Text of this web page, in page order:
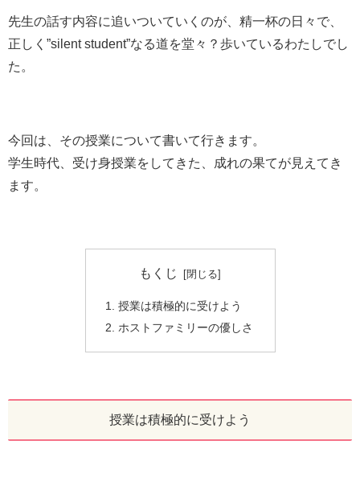
先生の話す内容に追いついていくのが、精一杯の日々で、
正しく”silent student”なる道を堂々？歩いているわたしでし
た。
今回は、その授業について書いて行きます。
学生時代、受け身授業をしてきた、成れの果てが見えてき
ます。
もくじ
授業は積極的に受けよう
ホストファミリーの優しさ
授業は積極的に受けよう